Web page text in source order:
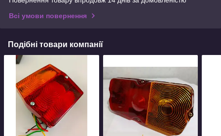
Всі умови повернення
Подібні товари компанії